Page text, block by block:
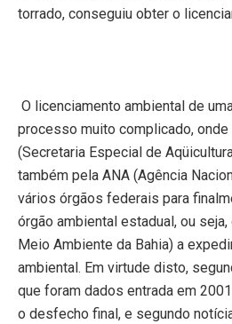
torrado, conseguiu obter o
O licenciamento ambiental de
processo muito complicado, onde
(Secretaria Especial de
também pela ANA (Agência
vários órgãos federais para
órgão ambiental estadual, ou
Meio Ambiente da Bahia) a
ambiental. Em virtude disto,
que foram dados entrada em
o desfecho final, e segundo